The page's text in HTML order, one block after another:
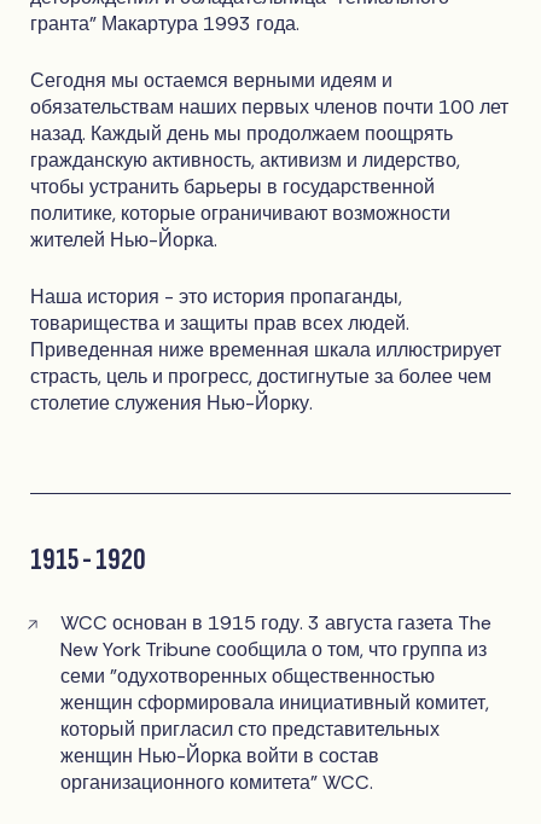
гранта" Макартура 1993 года.
Сегодня мы остаемся верными идеям и
обязательствам наших первых членов почти 100 лет
назад. Каждый день мы продолжаем поощрять
гражданскую активность, активизм и лидерство,
чтобы устранить барьеры в государственной
политике, которые ограничивают возможности
жителей Нью-Йорка.
Наша история - это история пропаганды,
товарищества и защиты прав всех людей.
Приведенная ниже временная шкала иллюстрирует
страсть, цель и прогресс, достигнутые за более чем
столетие служения Нью-Йорку.
1915 - 1920
WCC основан в 1915 году. 3 августа газета The
New York Tribune сообщила о том, что группа из
семи "одухотворенных общественностью
женщин сформировала инициативный комитет,
который пригласил сто представительных
женщин Нью-Йорка войти в состав
организационного комитета" WCC.